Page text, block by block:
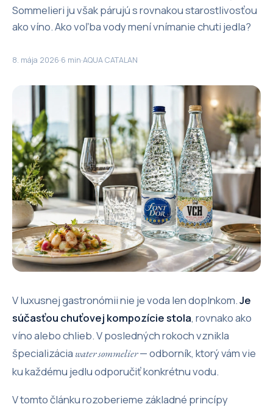
KONTAKT
Sommelieri ju však párujú s rovnakou starostlivosťou
ako víno. Ako voľba vody mení vnímanie chuti jedla?
8. mája 2026·6 min·AQUA CATALAN
V luxusnej gastronómii nie je voda len doplnkom.Je
súčasťou chuťovej kompozície stola, rovnako ako
víno alebo chlieb. V posledných rokoch vznikla
špecializácia water sommelier— odborník, ktorý vám vie
ku každému jedlu odporučiť konkrétnu vodu.
V tomto článku rozoberieme základné princípy